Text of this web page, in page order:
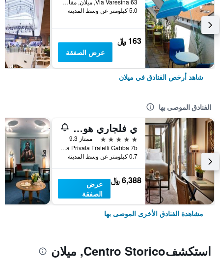
Via Varesina 63, ميلان, مقاطعة ميلانو, إيطاليا
5.0 كيلومتر عن وسط المدينة
163 ﷼
عرض الصفقة
شاهد أرخص الفنادق في ميلان
الفنادق الموصى بها
ي فلجاري هوتل ميلانو
5 نجوم
ممتاز 9.3
Via Privata Fratelli Gabba 7b, ميلان, مقاطعة ميلانو, إيطاليا
0.7 كيلومتر عن وسط المدينة
6,388 ﷼
عرض
الصفقة
مشاهدة الفنادق الأخرى الموصى بها
استكشفCentro Storico, ميلان